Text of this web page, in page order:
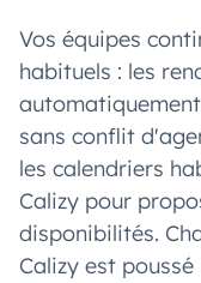
Vos équipes
habituels : les
sans conflit
les calendriers
Calizy pour
disponibilités.
Calizy est